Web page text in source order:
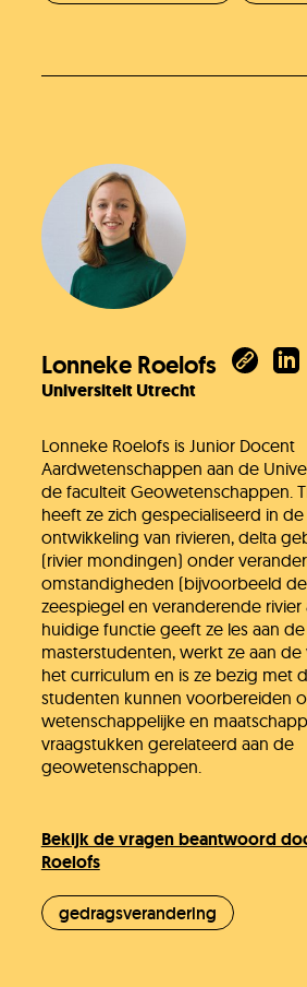
Lonneke Roelofs
Universiteit Utrecht
Lonneke Roelofs is Junior Docent
Aardwetenschappen aan de
de faculteit Geowetenschappen.
heeft ze zich gespecialiseerd in
ontwikkeling van rivieren, delta
(rivier mondingen) onder
omstandigheden (bijvoorbeeld
zeespiegel en veranderende rivier
huidige functie geeft ze les aan
masterstudenten, werkt ze aan
het curriculum en is ze bezig met
studenten kunnen voorbereiden
wetenschappelijke en
vraagstukken gerelateerd aan de
geowetenschappen.
Bekijk de vragen beantwoord
Roelofs
gedragsverandering
Heb je het antwoord dat je
gevonden?
Stel je vraag
In behandeling
Doneer!
Werken bij